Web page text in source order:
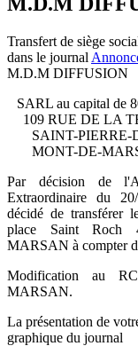
Transfert de siège
dans le journal
M.D.M DIFFUSION
SARL au capital de
109 RUE DE LA
SAINT-PIERRE-
MONT-DE-
Par décision de
Extraordinaire du
décidé de transférer
place Saint Roch
MARSAN à compter
Modification au
MARSAN.
La présentation de
graphique du journal